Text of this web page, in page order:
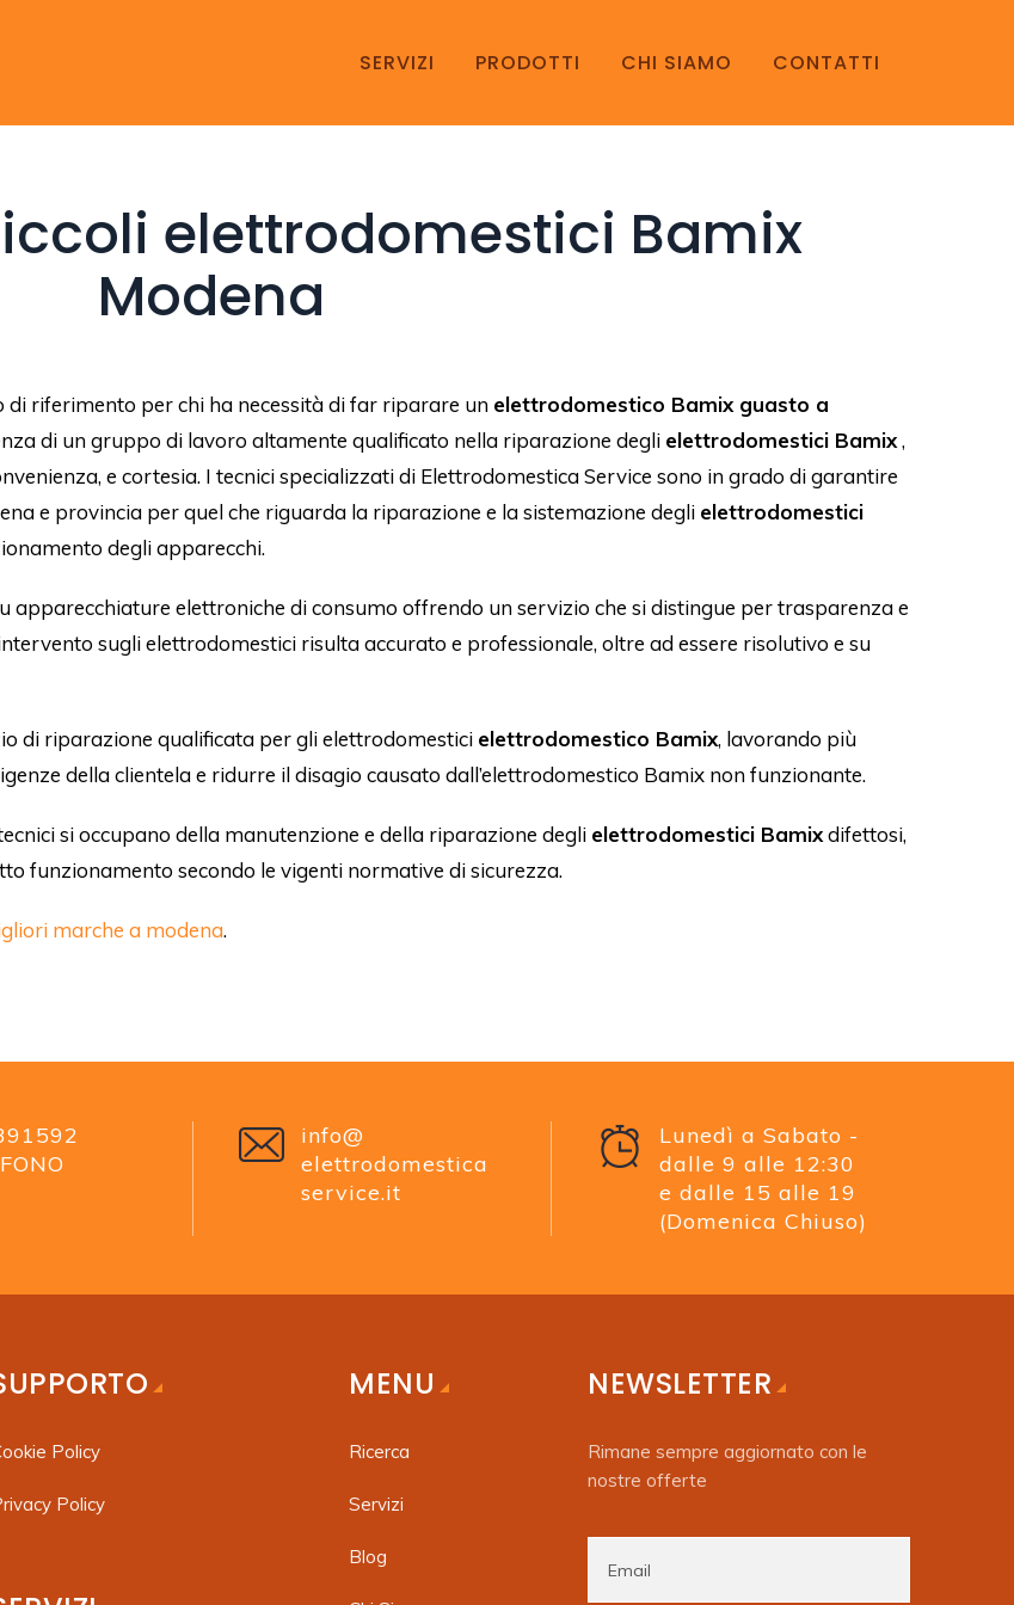
SERVIZI PRODOTTI CHI SIAMO CONTATTI
elettrodomestici Bamix
Modena
di riferimento per chi ha necessità di far riparare un elettrodomestico Bamix guasto a
di un gruppo di lavoro altamente qualificato nella riparazione degli elettrodomestici Bamix,
e cortesia. I tecnici specializzati di Elettrodomestica Service sono in grado di garantire
e provincia per quel che riguarda la riparazione e la sistemazione degli elettrodomestici
degli apparecchi.
apparecchiature elettroniche di consumo offrendo un servizio che si distingue per trasparenza e
sugli elettrodomestici risulta accurato e professionale, oltre ad essere risolutivo e su
di riparazione qualificata per gli elettrodomestici elettrodomestico Bamix, lavorando più
della clientela e ridurre il disagio causato dall’elettrodomestico Bamix non funzionante.
si occupano della manutenzione e della riparazione degli elettrodomestici Bamixdifettosi,
funzionamento secondo le vigenti normative di sicurezza.
marche a modena.
info@
elettrodomestica
service.it
Lunedì a Sabato -
dalle 9 alle 12:30
e dalle 15 alle 19
(Domenica Chiuso)
Policy
Policy
MENU
Ricerca
Servizi
Blog
NEWSLETTER
Rimane sempre aggiornato con le
nostre offerte